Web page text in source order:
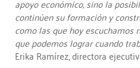
apoyo económico, sino la
continúen su formación y
como las que hoy
que podemos lograr cuando
Erika Ramírez, directora